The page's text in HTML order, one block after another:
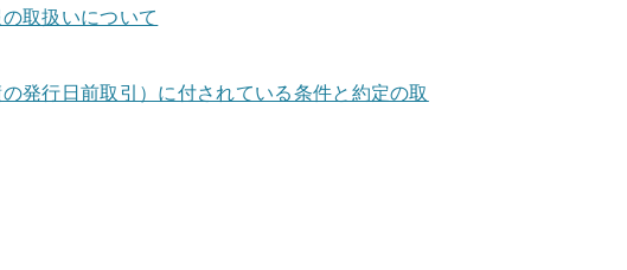
取扱いについて
発行日前取引）に付されている条件と約定の取